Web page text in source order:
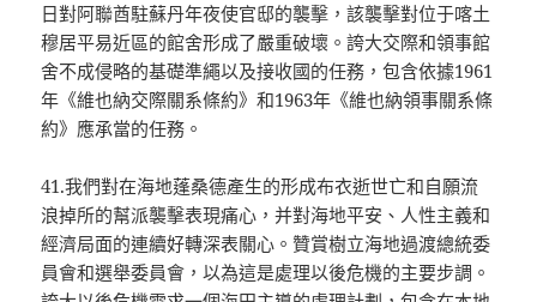
日對阿聯酋駐蘇丹年夜使官邸的襲擊，該襲擊對位于喀土
穆居平易近區的館舍形成了嚴重破壞。誇大交際和領事館
舍不成侵略的基礎準繩以及接收國的任務，包含依據1961
年《維也納交際關系條約》和1963年《維也納領事關系條
約》應承當的任務。
41.我們對在海地蓬桑德產生的形成布衣逝世亡和自願流
浪掉所的幫派襲擊表現痛心，并對海地平安、人性主義和
經濟局面的連續好轉深表關心。贊賞樹立海地過渡總統委
員會和選舉委員會，以為這是處理以後危機的主要步調。